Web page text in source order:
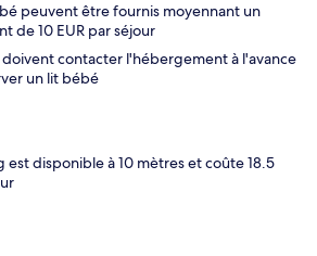
peuvent être fournis moyennant un
de 10 EUR par séjour
doivent contacter l'hébergement à l'avance
un lit bébé
est disponible à 10 mètres et coûte 18.5